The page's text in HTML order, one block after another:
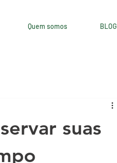
Quem somos BLOG
suas